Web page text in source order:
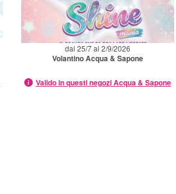
dal 25/7 al 2/9/2026
Volantino Acqua & Sapone
Valido in questi negozi Acqua & Sapone